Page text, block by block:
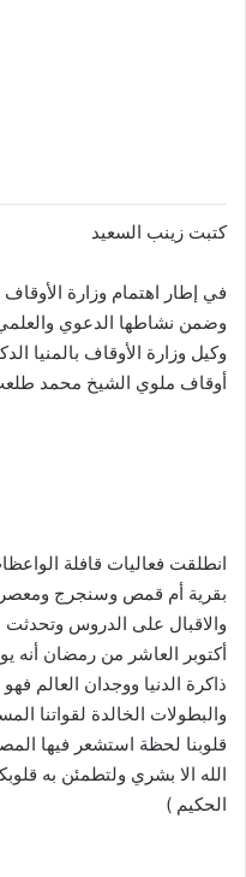
كتبت زينب السعيد
في إطار اهتمام وزارة
وضمن نشاطها الدعوي
وكيل وزارة الأوقاف بالمنيا
أوقاف ملوي الشيخ محمد
انطلقت فعاليات قافلة
بقرية أم قمص وسنجرج
والاقبال على الدروس
أكتوبر العاشر من رمضان
ذاكرة الدنيا ووجدان العالم
والبطولات الخالدة لقواتنا
قلوبنا لحظة استشعر فيها
الله الا بشري ولتطمئن به
الحكيم )